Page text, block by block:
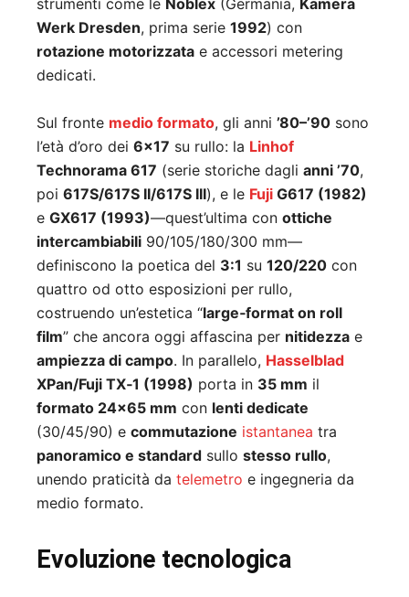
strumenti come le Noblex (Germania, Kamera
Werk Dresden, prima serie 1992) con
rotazione motorizzata e accessori metering
dedicati.
Sul fronte medio formato, gli anni ’80–’90 sono
l’età d’oro dei 6×17 su rullo: la Linhof
Technorama 617 (serie storiche dagli anni ’70,
poi 617S/617S II/617S III), e le Fuji G617 (1982)
e GX617 (1993)—quest’ultima con ottiche
intercambiabili 90/105/180/300 mm—
definiscono la poetica del 3:1 su 120/220 con
quattro od otto esposizioni per rullo,
costruendo un’estetica “large‑format on roll
film” che ancora oggi affascina per nitidezza e
ampiezza di campo. In parallelo, Hasselblad
XPan/Fuji TX‑1 (1998) porta in 35 mm il
formato 24×65 mm con lenti dedicate
(30/45/90) e commutazione istantanea tra
panoramico e standard sullo stesso rullo,
unendo praticità da telemetro e ingegneria da
medio formato.
Evoluzione tecnologica